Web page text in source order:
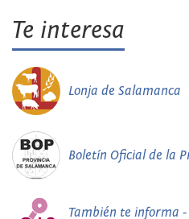
Te interesa
Lonja de Salamanca
Boletín Oficial de la
También te informa -